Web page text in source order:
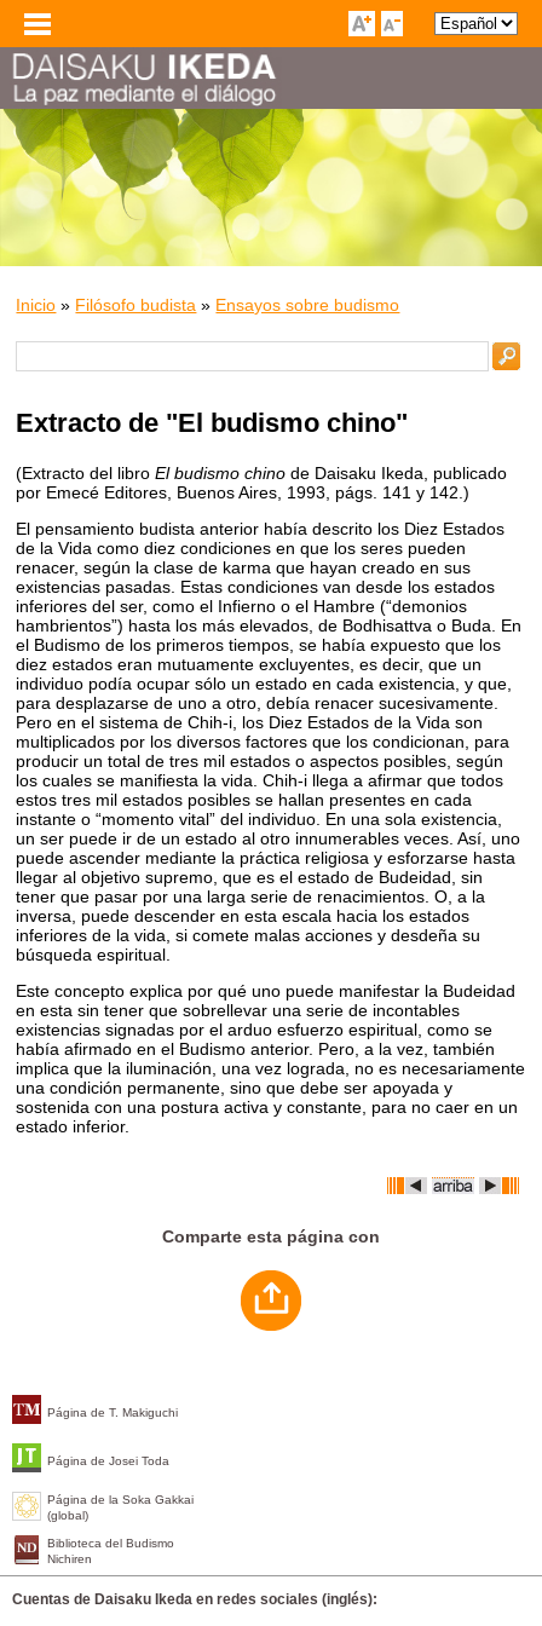
Página de T. Makiguchi
Página de Josei Toda
Página de la Soka Gakkai
(global)
Biblioteca del Budismo
Nichiren
Cuentas de Daisaku Ikeda en redes sociales (inglés):
Inicio » Filósofo budista » Ensayos sobre budismo
Extracto de "El budismo chino"
(Extracto del libroEl budismo chino de Daisaku Ikeda, publicado
por Emecé Editores, Buenos Aires, 1993, págs. 141 y 142.)
El pensamiento budista anterior había descrito los Diez Estados
de la Vida como diez condiciones en que los seres pueden
renacer, según la clase de karma que hayan creado en sus
existencias pasadas. Estas condiciones van desde los estados
inferiores del ser, como el Infierno o el Hambre (“demonios
hambrientos”) hasta los más elevados, de Bodhisattva o Buda. En
el Budismo de los primeros tiempos, se había expuesto que los
diez estados eran mutuamente excluyentes, es decir, que un
individuo podía ocupar sólo un estado en cada existencia, y que,
para desplazarse de uno a otro, debía renacer sucesivamente.
Pero en el sistema de Chih-i, los Diez Estados de la Vida son
multiplicados por los diversos factores que los condicionan, para
producir un total de tres mil estados o aspectos posibles, según
los cuales se manifiesta la vida. Chih-i llega a afirmar que todos
estos tres mil estados posibles se hallan presentes en cada
instante o “momento vital” del individuo. En una sola existencia,
un ser puede ir de un estado al otro innumerables veces. Así, uno
puede ascender mediante la práctica religiosa y esforzarse hasta
llegar al objetivo supremo, que es el estado de Budeidad, sin
tener que pasar por una larga serie de renacimientos. O, a la
inversa, puede descender en esta escala hacia los estados
inferiores de la vida, si comete malas acciones y desdeña su
búsqueda espiritual.
Este concepto explica por qué uno puede manifestar la Budeidad
en esta sin tener que sobrellevar una serie de incontables
existencias signadas por el arduo esfuerzo espiritual, como se
había afirmado en el Budismo anterior. Pero, a la vez, también
implica que la iluminación, una vez lograda, no es necesariamente
una condición permanente, sino que debe ser apoyada y
sostenida con una postura activa y constante, para no caer en un
estado inferior.
Comparte esta página con